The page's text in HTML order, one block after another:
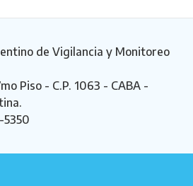
de Vigilancia y Monitoreo
Piso - C.P. 1063 - CABA -
5350